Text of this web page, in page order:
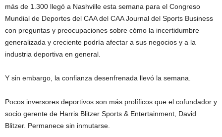
más de 1.300 llegó a Nashville esta semana para el Congreso
Mundial de Deportes del CAA del CAA Journal del Sports Business
con preguntas y preocupaciones sobre cómo la incertidumbre
generalizada y creciente podría afectar a sus negocios y a la
industria deportiva en general.
Y sin embargo, la confianza desenfrenada llevó la semana.
Pocos inversores deportivos son más prolíficos que el cofundador y
socio gerente de Harris Blitzer Sports & Entertainment, David
Blitzer. Permanece sin inmutarse.